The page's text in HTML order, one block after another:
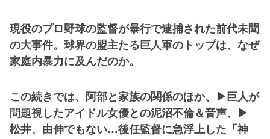
現役のプロ野球の監督が暴行で逮捕された前代未聞
の大事件。球界の盟主たる巨人軍のトップは、なぜ
家庭内暴力に及んだのか。
この続きでは、阿部と家族の関係のほか、▶︎巨人が
問題視したアイドル女優との泥沼不倫＆音声、▶︎
松井、由伸でもない…後任監督に急浮上した「神